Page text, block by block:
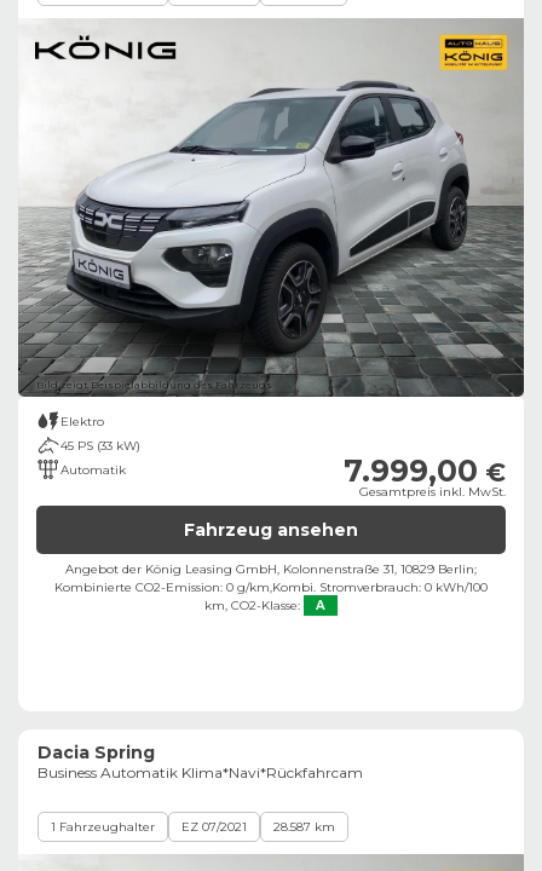
Bild zeigt Beispielabbildung des Fahrzeugs
Elektro
45 PS (33 kW)
Automatik
7.999,00 €
Gesamtpreis inkl. MwSt.
Fahrzeug ansehen
Angebot der König Leasing GmbH, Kolonnenstraße 31, 10829 Berlin;
Kombinierte CO2-Emission: 0 g/km,Kombi. Stromverbrauch: 0 kWh/100
km, CO2-Klasse: A
Dacia Spring
Business Automatik Klima*Navi*Rückfahrcam
1 Fahrzeughalter EZ 07/2021 28.587 km